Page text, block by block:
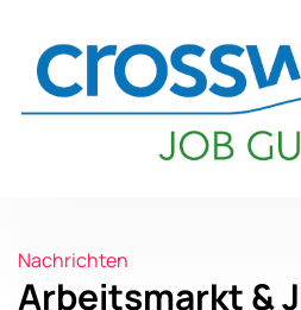
Nachrichten
Arbeitsmarkt &